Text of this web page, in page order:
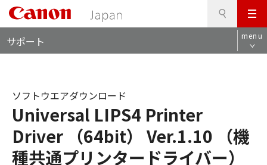
メ
ニ
ュ
サポート menu
Universal LIPS4 Printer
Driver （64bit） Ver.1.10 （機
種共通プリンタードライバー）
ソフトウエアダウンロード